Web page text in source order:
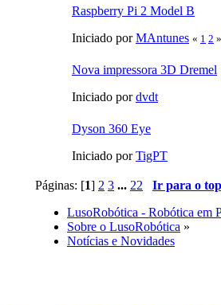
Raspberry Pi 2 Model B
Iniciado porMAntunes « 1 2 »
Nova impressora 3D Dremel
Iniciado pordvdt
Dyson 360 Eye
Iniciado porTigPT
Páginas: [1] 2 3 ... 22
Ir para o
LusoRobótica - Robótica em
Sobre o LusoRobótica »
Notícias e Novidades